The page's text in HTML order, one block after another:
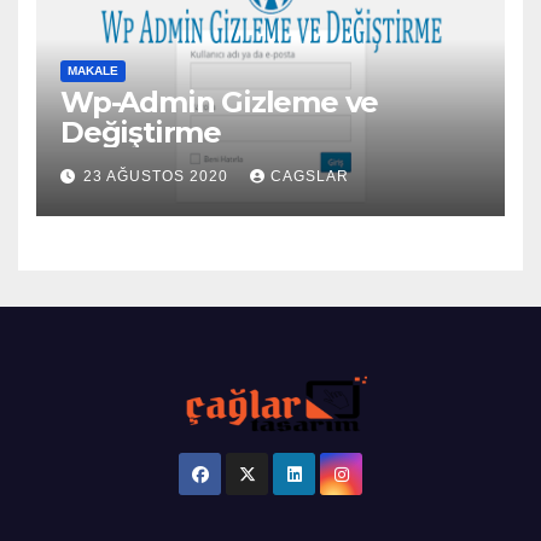
MAKALE
Wp-Admin Gizleme ve
Değiştirme
23 AĞUSTOS 2020 CAGSLAR